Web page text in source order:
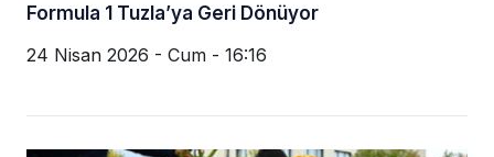
Formula 1 Tuzla’ya Geri Dönüyor
24 Nisan 2026 - Cum - 16:16